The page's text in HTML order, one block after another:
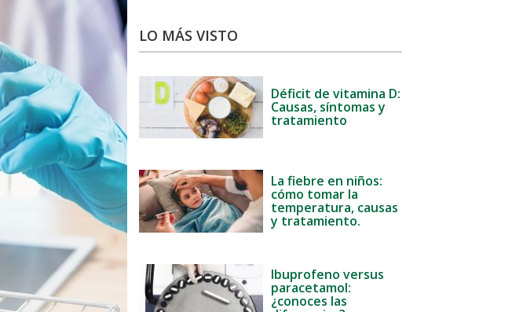
LO MÁS VISTO
Déficit de vitamina D:
Causas, síntomas y
tratamiento
La fiebre en niños:
cómo tomar la
temperatura, causas
y tratamiento.
Ibuprofeno versus
paracetamol:
¿conoces las